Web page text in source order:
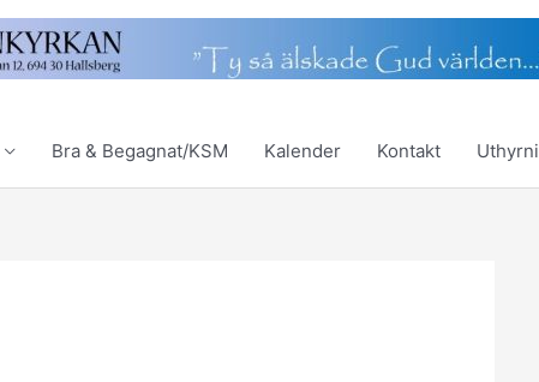
Bra & Begagnat/KSM Kalender Kontakt